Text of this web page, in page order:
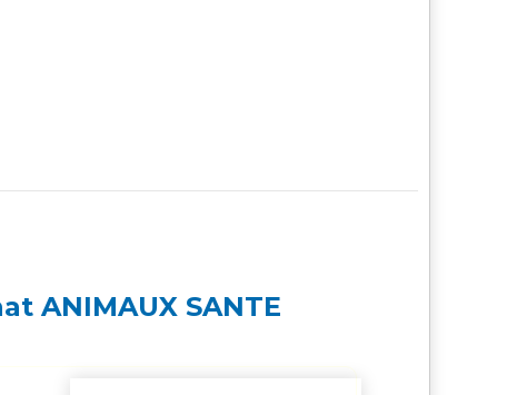
ANIMAUX SANTE